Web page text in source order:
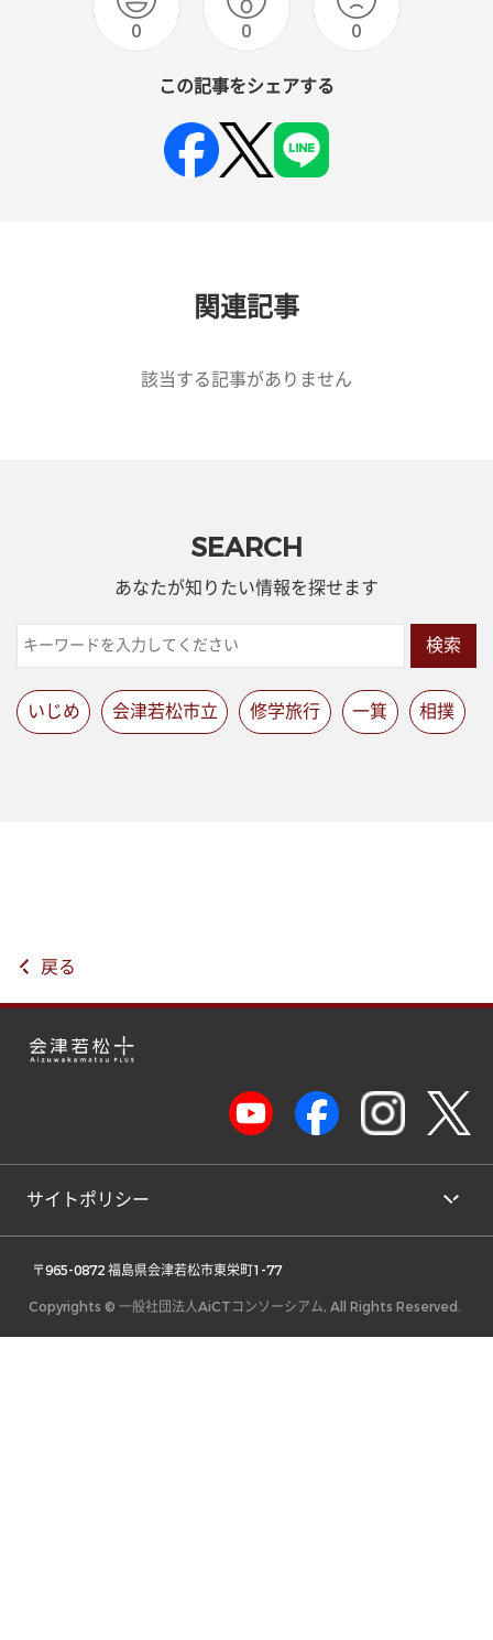
0 0 0
この記事をシェアする
関連記事
該当する記事がありません
SEARCH
あなたが知りたい情報を探せます
検索
いじめ 会津若松市立 修学旅行 一箕 相撲
戻る
サイトポリシー
〒965-0872 福島県会津若松市東栄町1-77
Copyrights © 一般社団法人AiCTコンソーシアム, All Rights Reserved.